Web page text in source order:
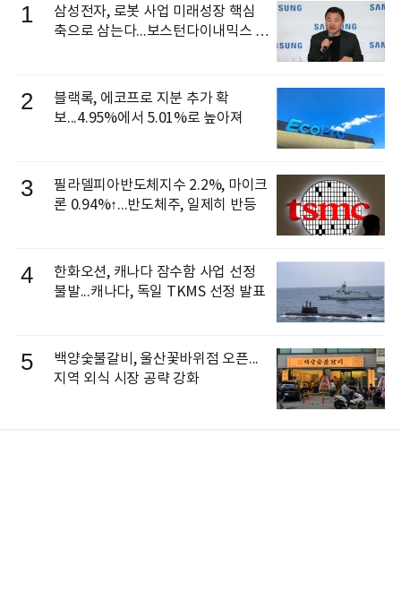
1
삼성전자, 로봇 사업 미래성장 핵심
축으로 삼는다...보스턴다이내믹스 출
2
블랙록, 에코프로 지분 추가 확
보...4.95%에서 5.01%로 높아져
3
필라델피아반도체지수 2.2%, 마이크
론 0.94%↑...반도체주, 일제히 반등
4
한화오션, 캐나다 잠수함 사업 선정
불발...캐나다, 독일 TKMS 선정 발표
5
백양숯불갈비, 울산꽃바위점 오픈...
지역 외식 시장 공략 강화